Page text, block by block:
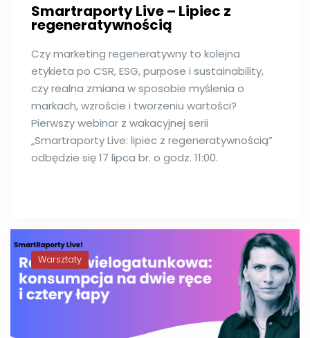
Smartraporty Live – Lipiec z
regeneratywnością
Czy marketing regeneratywny to kolejna
etykieta po CSR, ESG, purpose i sustainability,
czy realna zmiana w sposobie myślenia o
markach, wzroście i tworzeniu wartości?
Pierwszy webinar z wakacyjnej serii
„Smartraporty Live: lipiec z regeneratywnością”
odbędzie się 17 lipca br. o godz. 11:00.
Warsztaty